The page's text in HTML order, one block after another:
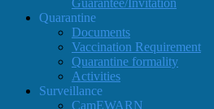
Guarantee/Invitation
Quarantine
Documents
Vaccination Requirement
Quarantine formality
Activities
Surveillance
CamEWARN